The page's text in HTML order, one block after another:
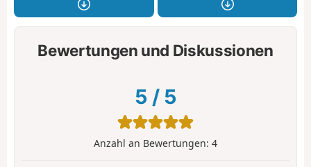
Bewertungen und Diskussionen
5 / 5
Anzahl an Bewertungen: 4